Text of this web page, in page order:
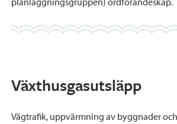
Växthusgasutsläpp
Vägtrafik, uppvärmning av byggnader